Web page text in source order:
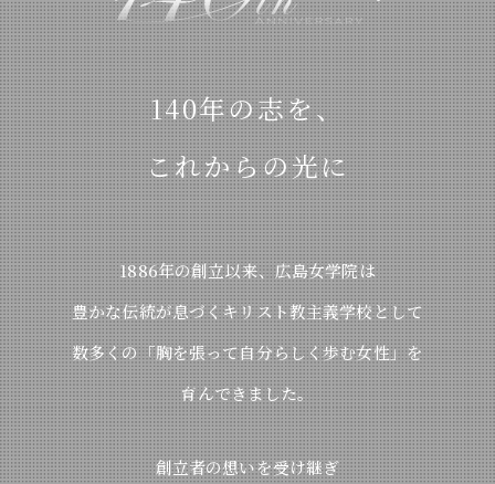
140年の志を、
これからの光に
1886年の創立以来、広島女学院は
豊かな伝統が息づくキリスト教主義学校として
数多くの「胸を張って自分らしく歩む女性」を
育んできました。
創立者の想いを受け継ぎ